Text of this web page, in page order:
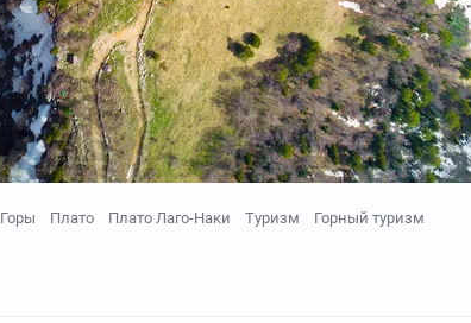
Горы Плато Плато Лаго-Наки Туризм Горный туризм